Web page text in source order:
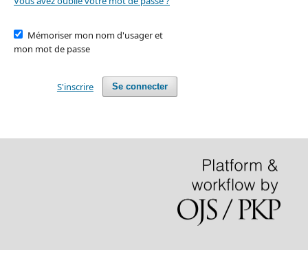
Mémoriser mon nom d'usager et
mon mot de passe
Se connecter
S'inscrire